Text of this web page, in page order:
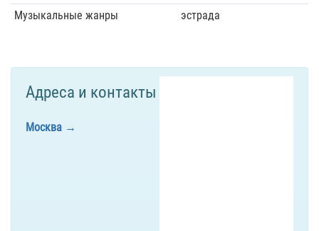
Музыкальные жанры
эстрада
Адреса и контакты
Москва